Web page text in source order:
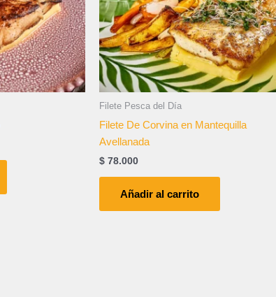
Filete Pesca del Día
Filete De Corvina en Mantequilla
Avellanada
$ 78.000
Añadir al carrito